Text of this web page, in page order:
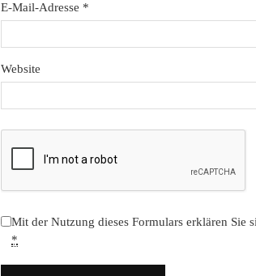
E-Mail-Adresse *
Website
Mit der Nutzung dieses Formulars erklären Sie
*